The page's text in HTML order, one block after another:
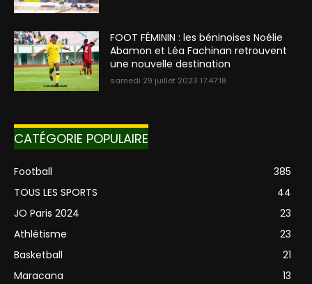
FOOT FÉMININ : les béninoises Noélie
Abamon et Léa Fachinan retrouvent
une nouvelle destination
samedi 29 juillet 2023 17:47:18
CATÉGORIE POPULAIRE
Football
385
TOUS LES SPORTS
44
JO Paris 2024
23
Athlétisme
23
Basketball
21
Maracana
13